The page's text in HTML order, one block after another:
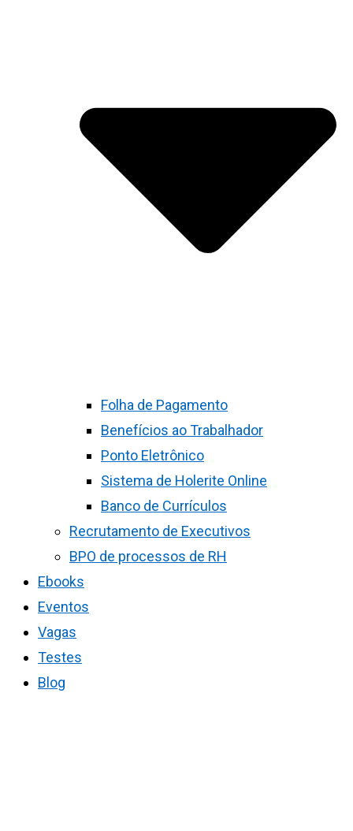
Folha de Pagamento
Benefícios ao Trabalhador
Ponto Eletrônico
Sistema de Holerite Online
Banco de Currículos
Recrutamento de Executivos
BPO de processos de RH
Ebooks
Eventos
Vagas
Testes
Blog